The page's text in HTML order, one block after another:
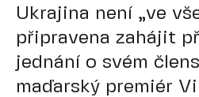
Ukrajina není „ve
připravena zahájit
jednání o svém
maďarský premiér